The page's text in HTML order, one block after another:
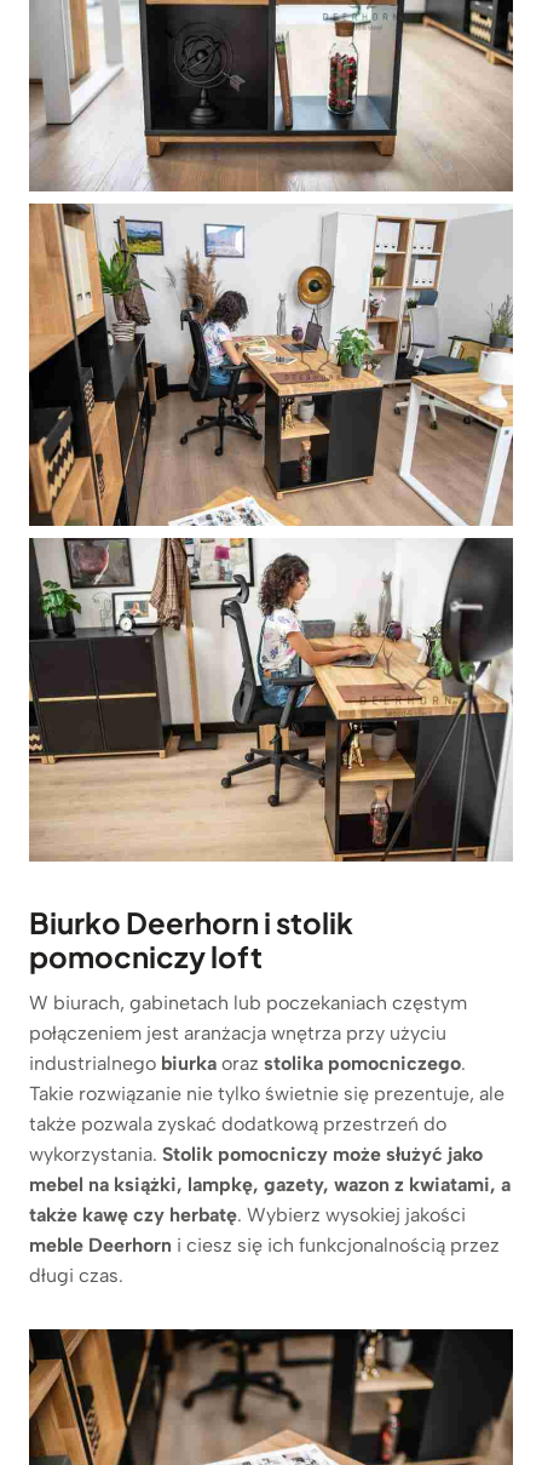
Biurko Deerhorn i stolik
pomocniczy loft
W biurach, gabinetach lub poczekaniach częstym
połączeniem jest aranżacja wnętrza przy użyciu
industrialnego biurka oraz stolika pomocniczego.
Takie rozwiązanie nie tylko świetnie się prezentuje, ale
także pozwala zyskać dodatkową przestrzeń do
wykorzystania. Stolik pomocniczy może służyć jako
mebel na książki, lampkę, gazety, wazon z kwiatami, a
także kawę czy herbatę. Wybierz wysokiej jakości
meble Deerhorn i ciesz się ich funkcjonalnością przez
długi czas.